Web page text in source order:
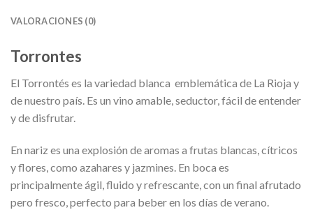
VALORACIONES (0)
Torrontes
El Torrontés es la variedad blanca emblemática de La Rioja y
de nuestro país. Es un vino amable, seductor, fácil de entender
y de disfrutar.
En nariz es una explosión de aromas a frutas blancas, cítricos
y flores, como azahares y jazmines. En boca es
principalmente ágil, fluido y refrescante, con un final afrutado
pero fresco, perfecto para beber en los días de verano.